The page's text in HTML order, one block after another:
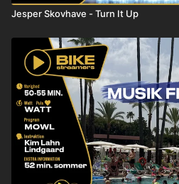
Jesper Skovhave - Turn It Up